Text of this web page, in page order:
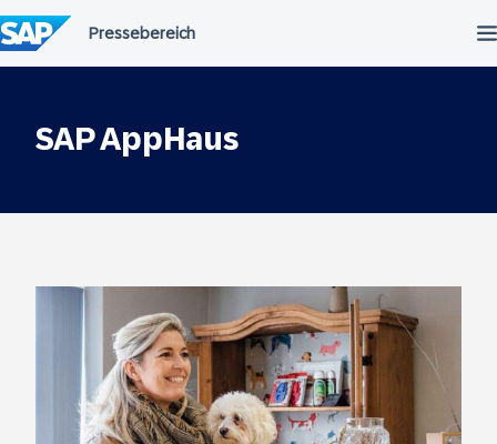
zu
den
Inhalten
SAP AppHaus